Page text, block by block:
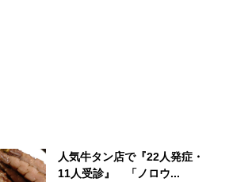
人気牛タン店で『22人発症・
11人受診』 「ノロウ...